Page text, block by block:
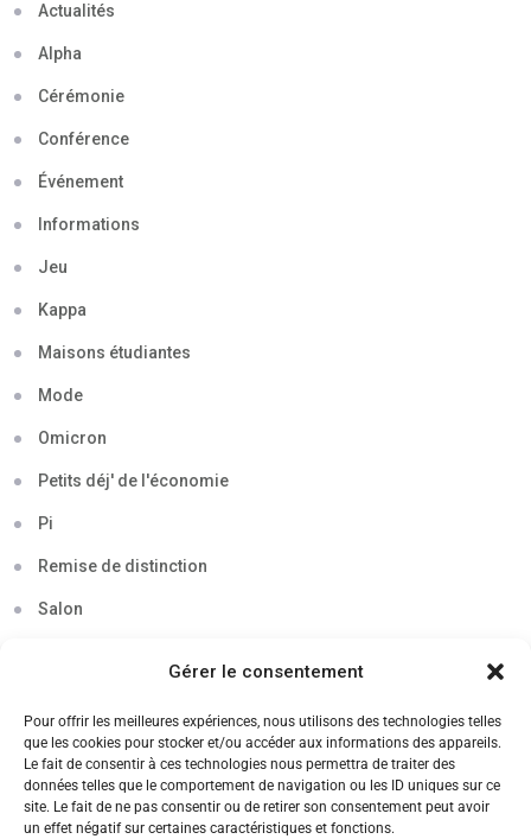
Gérer le consentement
Pour offrir les meilleures expériences, nous utilisons des technologies telles
que les cookies pour stocker et/ou accéder aux informations des appareils.
Le fait de consentir à ces technologies nous permettra de traiter des
données telles que le comportement de navigation ou les ID uniques sur ce
site. Le fait de ne pas consentir ou de retirer son consentement peut avoir
un effet négatif sur certaines caractéristiques et fonctions.
Actualités
Alpha
Cérémonie
Conférence
Événement
Informations
Jeu
Kappa
Maisons étudiantes
Mode
Omicron
Petits déj' de l'économie
Pi
Remise de distinction
Salon
Soirée
Sortie découverte
Tau